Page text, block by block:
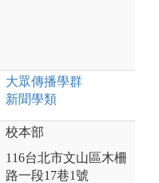
大眾傳播學群
新聞學類
校本部
116台北市文山區木柵
路一段17巷1號